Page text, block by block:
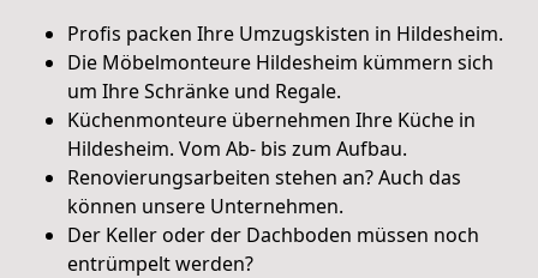
Profis packen Ihre Umzugskisten in Hildesheim.
Die Möbelmonteure Hildesheim kümmern sich
um Ihre Schränke und Regale.
Küchenmonteure übernehmen Ihre Küche in
Hildesheim. Vom Ab- bis zum Aufbau.
Renovierungsarbeiten stehen an? Auch das
können unsere Unternehmen.
Der Keller oder der Dachboden müssen noch
entrümpelt werden?